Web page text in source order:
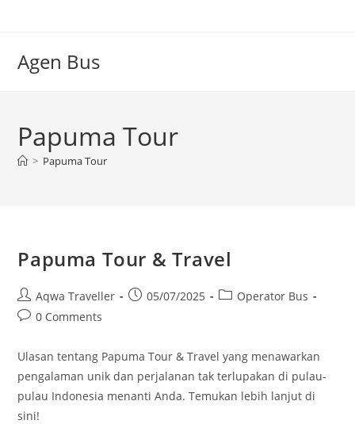
Agen Bus
Papuma Tour
> Papuma Tour
Papuma Tour & Travel
Post
author:
Aqwa Traveller
Post05/07/2025
PostOperator Bus
Post0 Comments
Ulasan tentang Papuma Tour & Travel yang menawarkan
pengalaman unik dan perjalanan tak terlupakan di pulau-
pulau Indonesia menanti Anda. Temukan lebih lanjut di
sini!